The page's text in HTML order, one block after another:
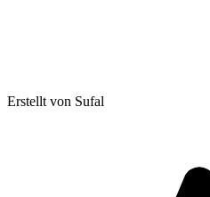
Erstellt von Sufal